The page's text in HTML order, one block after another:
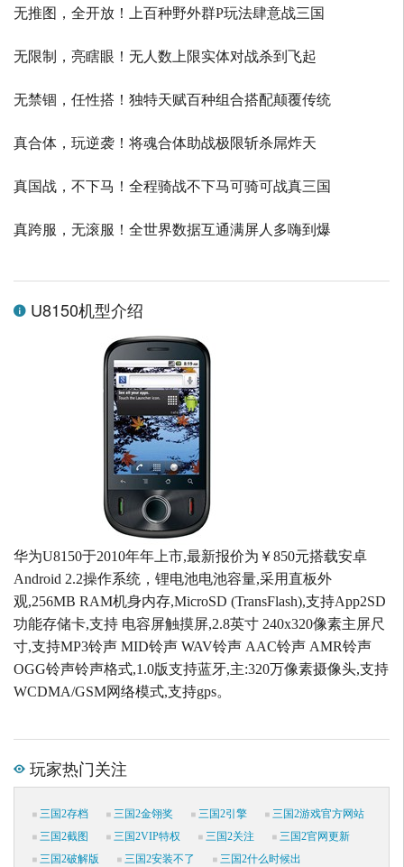
无推图，全开放！上百种野外群P玩法肆意战三国
无限制，亮瞎眼！无人数上限实体对战杀到飞起
无禁锢，任性搭！独特天赋百种组合搭配颠覆传统
真合体，玩逆袭！将魂合体助战极限斩杀屌炸天
真国战，不下马！全程骑战不下马可骑可战真三国
真跨服，无滚服！全世界数据互通满屏人多嗨到爆
U8150机型介绍
华为U8150于2010年年上市,最新报价为￥850元搭载安卓
Android 2.2操作系统，锂电池电池容量,采用直板外
观,256MB RAM机身内存,MicroSD (TransFlash),支持App2SD
功能存储卡,支持 电容屏触摸屏,2.8英寸 240x320像素主屏尺
寸,支持MP3铃声 MID铃声 WAV铃声 AAC铃声 AMR铃声
OGG铃声铃声格式,1.0版支持蓝牙,主:320万像素摄像头,支持
WCDMA/GSM网络模式,支持gps。
玩家热门关注
三国2存档 三国2金翎奖 三国2引擎
三国2游戏官方网站
三国2截图
三国2VIP特权 三国2关注
三国2官网更新
三国2破解版
三国2安装不了
三国2什么时候出